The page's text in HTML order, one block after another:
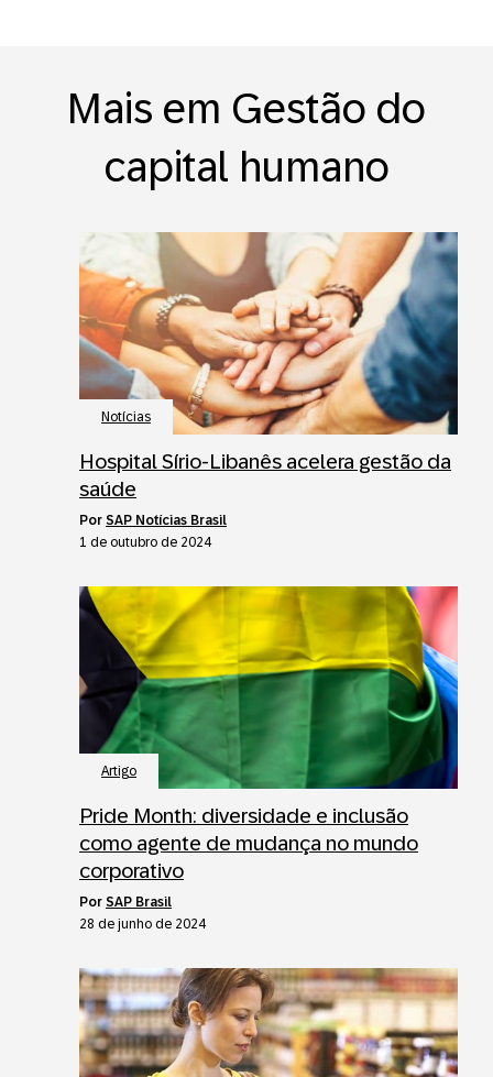
Mais em Gestão do
capital humano
Notícias
Hospital Sírio-Libanês acelera gestão da
saúde
por SAP Notícias Brasil
1 de outubro de 2024
Artigo
Pride Month: diversidade e inclusão
como agente de mudança no mundo
corporativo
por SAP Brasil
28 de junho de 2024